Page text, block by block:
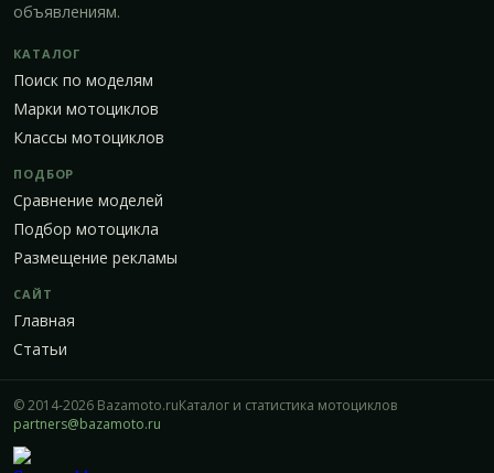
объявлениям.
КАТАЛОГ
Поиск по моделям
Марки мотоциклов
Классы мотоциклов
ПОДБОР
Сравнение моделей
Подбор мотоцикла
Размещение рекламы
САЙТ
Главная
Статьи
© 2014-2026 Bazamoto.ruКаталог и статистика мотоциклов
partners@bazamoto.ru